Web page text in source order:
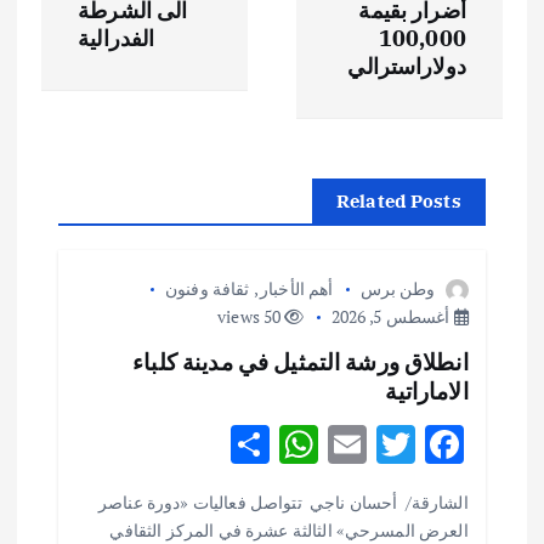
م
أضرار بقيمة
100,000
دولاراسترالي
الى الشرطة
الفدرالية
Related Posts
وطن برس أهم الأخبار , ثقافة وفنون
أغسطس 5, 2026
50 views
انطلاق ورشة التمثيل في مدينة كلباء
الاماراتية
F
ac
e
T
w
it
E
ai
W
h
at
h
ar
الشارقة/ أحسان ناجي تتواصل فعاليات «دورة عناصر
العرض المسرحي» الثالثة عشرة في المركز الثقافي